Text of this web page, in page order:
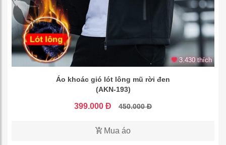
3.430 thích
Áo khoác gió lót lông mũ rời đen
(AKN-193)
399.000 Đ 450.000 Đ
Mua áo